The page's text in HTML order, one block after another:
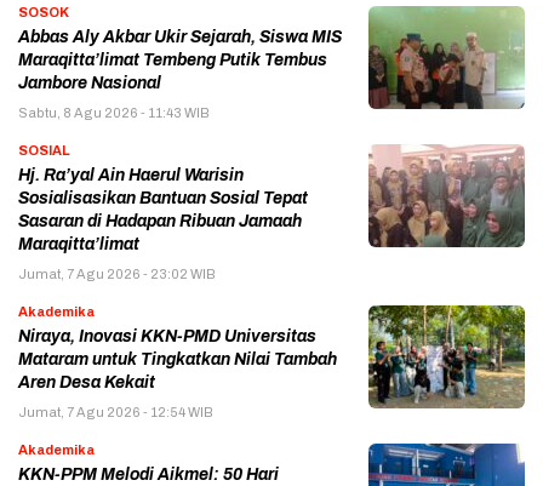
SOSOK
Abbas Aly Akbar Ukir Sejarah, Siswa MIS
Maraqitta’limat Tembeng Putik Tembus
Jambore Nasional
Sabtu, 8 Agu 2026 - 11:43 WIB
SOSIAL
Hj. Ra’yal Ain Haerul Warisin
Sosialisasikan Bantuan Sosial Tepat
Sasaran di Hadapan Ribuan Jamaah
Maraqitta’limat
Jumat, 7 Agu 2026 - 23:02 WIB
Akademika
Niraya, Inovasi KKN-PMD Universitas
Mataram untuk Tingkatkan Nilai Tambah
Aren Desa Kekait
Jumat, 7 Agu 2026 - 12:54 WIB
Akademika
KKN-PPM Melodi Aikmel: 50 Hari